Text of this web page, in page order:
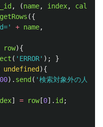
, (name, index,
getRows ({
' + name,
row){
( ' ERROR' );
}
undefined ){
). send ( '検索対象外の人物
] = row[0]. id ;